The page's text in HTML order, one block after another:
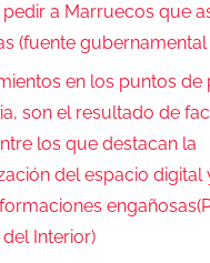
a Marruecos que
(fuente
en los puntos de
son el resultado de
los que destacan la
del espacio digital
Interior)